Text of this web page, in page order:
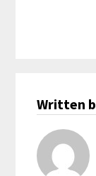
Written